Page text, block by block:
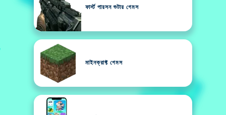
ফার্স্ট পারসন শুটার গেমস
মাইনক্রাফ্ট গেমস